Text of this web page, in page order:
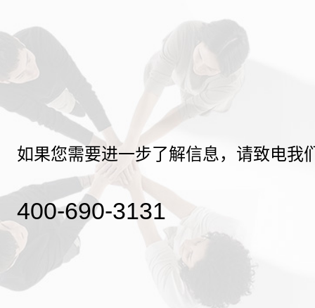
如果您需要进一步了解信息，请致电我
400-690-3131